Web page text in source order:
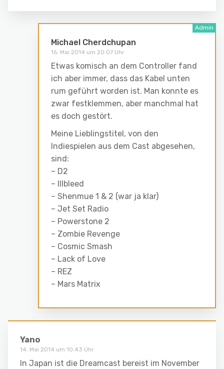
Michael Cherdchupan
16. Mai 2014 um 20:07 Uhr
Etwas komisch an dem Controller fand
ich aber immer, dass das Kabel unten
rum geführt worden ist. Man konnte es
zwar festklemmen, aber manchmal hat
es doch gestört.
Meine Lieblingstitel, von den
Indiespielen aus dem Cast abgesehen,
sind:
– D2
– Illbleed
– Shenmue 1 & 2 (war ja klar)
– Jet Set Radio
– Powerstone 2
– Zombie Revenge
– Cosmic Smash
– Lack of Love
– REZ
– Mars Matrix
Yano
14. Mai 2014 um 10:43 Uhr
In Japan ist die Dreamcast bereist im November